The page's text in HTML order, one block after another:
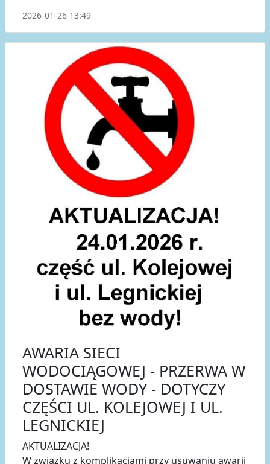
2026-01-26 13:49
AWARIA SIECI
WODOCIĄGOWEJ - PRZERWA W
DOSTAWIE WODY - DOTYCZY
CZĘŚCI UL. KOLEJOWEJ I UL.
LEGNICKIEJ
AKTUALIZACJA!
W związku z komplikacjami przy usuwaniu awarii